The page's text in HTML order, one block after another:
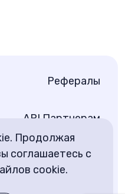
Рефералы
API Партнерам
Продолжая
соглашаетесь с
cookie.